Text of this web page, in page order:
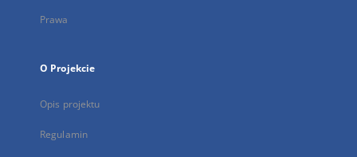
Prawa
O Projekcie
Opis projektu
Regulamin